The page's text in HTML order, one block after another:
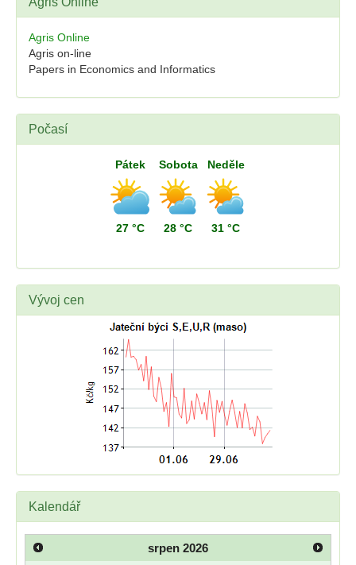
Agris Online
Agris on-line
Papers in Economics and Informatics
Počasí
Pátek
27 °C
Sobota
28 °C
Neděle
31 °C
Vývoj cen
Kalendář
srpen 2026